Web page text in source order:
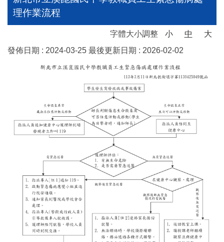
理作業流程
字體大小調整 小 中
大
發佈日期 : 2024-03-25 最後更新日期 : 2026-02-02